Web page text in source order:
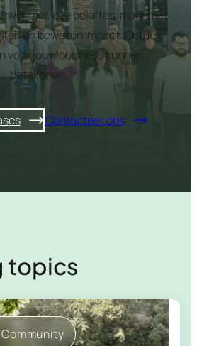
met loze beloftes, maar met
en bewezen impact. Ontdek
voor jouw business kunnen
betekenen.
Contacteer ons
topics